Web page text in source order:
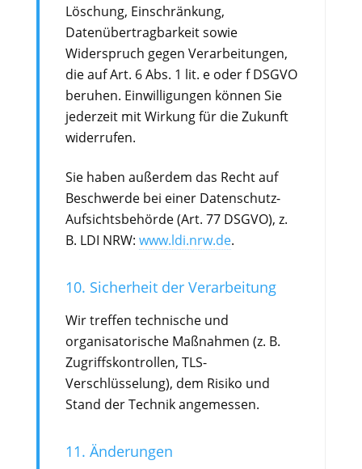
Löschung, Einschränkung,
Datenübertragbarkeit sowie
Widerspruch gegen Verarbeitungen,
die auf Art. 6 Abs. 1 lit. e oder f DSGVO
beruhen. Einwilligungen können Sie
jederzeit mit Wirkung für die Zukunft
widerrufen.
Sie haben außerdem das Recht auf
Beschwerde bei einer Datenschutz-
Aufsichtsbehörde (Art. 77 DSGVO), z.
B. LDI NRW: www.ldi.nrw.de.
10. Sicherheit der Verarbeitung
Wir treffen technische und
organisatorische Maßnahmen (z. B.
Zugriffskontrollen, TLS-
Verschlüsselung), dem Risiko und
Stand der Technik angemessen.
11. Änderungen